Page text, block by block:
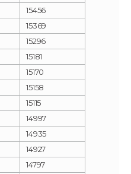
15456
15369
15296
15181
15170
15158
15115
14997
14935
14927
14797